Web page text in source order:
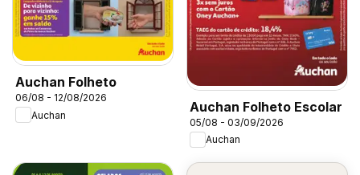
Auchan Folheto
06/08 - 12/08/2026
Auchan
Auchan Folheto Escolar
05/08 - 03/09/2026
Auchan